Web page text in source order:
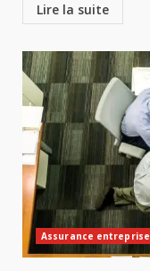
Lire la suite
Assurance entreprise